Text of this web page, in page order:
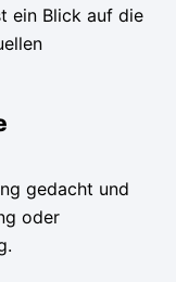
ein Blick auf die
gedacht und
oder